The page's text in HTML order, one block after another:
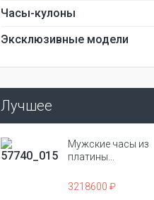
Часы-кулоны
Эксклюзивные модели
Лучшее
Мужские часы из
платины...
3218600 ₽